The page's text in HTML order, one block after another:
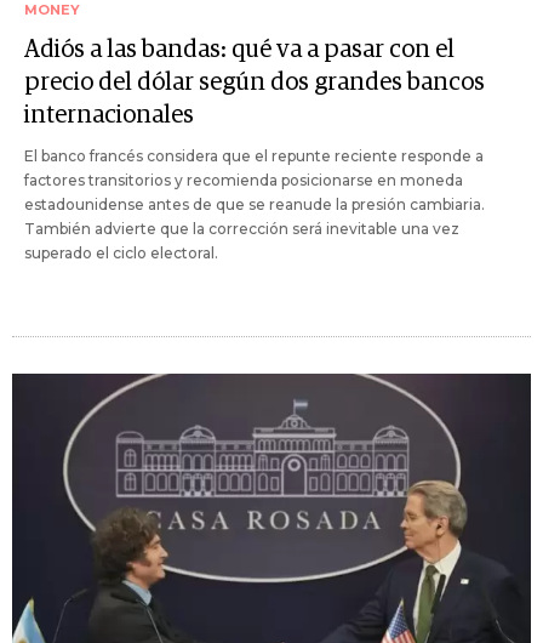
MONEY
Adiós a las bandas: qué va a pasar con el
precio del dólar según dos grandes bancos
internacionales
El banco francés considera que el repunte reciente responde a
factores transitorios y recomienda posicionarse en moneda
estadounidense antes de que se reanude la presión cambiaria.
También advierte que la corrección será inevitable una vez
superado el ciclo electoral.